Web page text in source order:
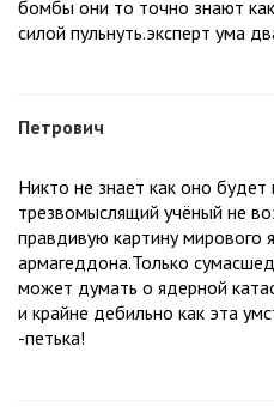
бомбы они то точно знают
силой пульнуть.эксперт ума
Петрович
Никто не знает как оно
трезвомыслящий учёный не
правдивую картину мирового
армагеддона.Только
может думать о ядерной
и крайне дебильно как эта
-петька!